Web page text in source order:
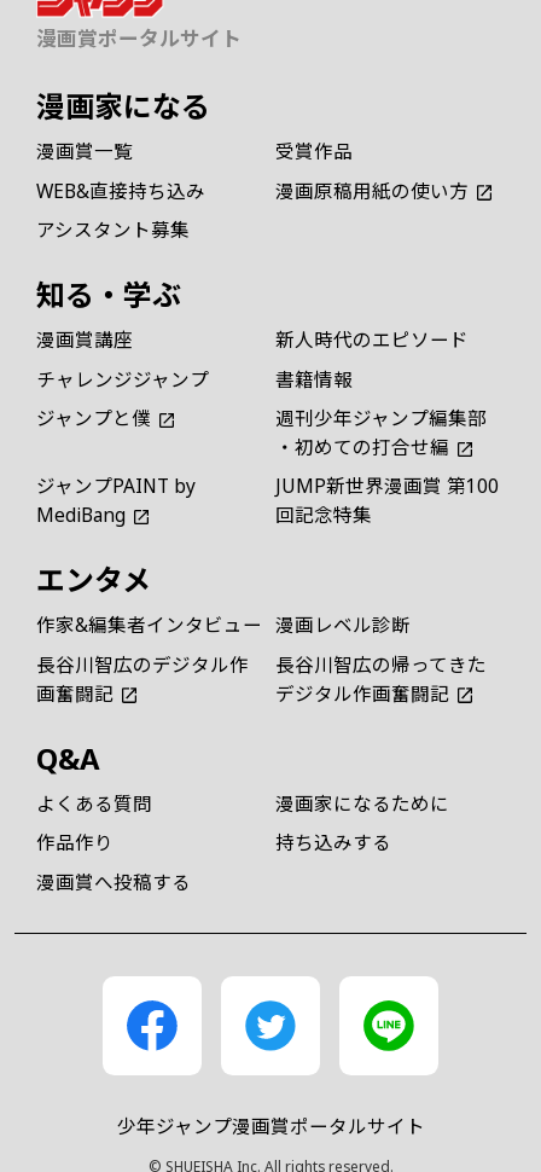
漫画賞ポータルサイト
漫画家になる
漫画賞一覧
受賞作品
WEB&直接持ち込み
漫画原稿用紙の使い方
アシスタント募集
知る・学ぶ
漫画賞講座
新人時代のエピソード
チャレンジジャンプ
書籍情報
ジャンプと僕
週刊少年ジャンプ編集部
・初めての打合せ編
ジャンプPAINT by
MediBang
JUMP新世界漫画賞 第100
回記念特集
エンタメ
作家&編集者インタビュー 漫画レベル診断
長谷川智広のデジタル作
画奮闘記
長谷川智広の帰ってきた
デジタル作画奮闘記
Q&A
よくある質問
漫画家になるために
作品作り
持ち込みする
漫画賞へ投稿する
少年ジャンプ漫画賞ポータルサイト
© SHUEISHA Inc. All rights reserved.